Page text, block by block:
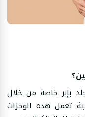
بإبر خاصة من خلال
تعمل هذه الوخزات